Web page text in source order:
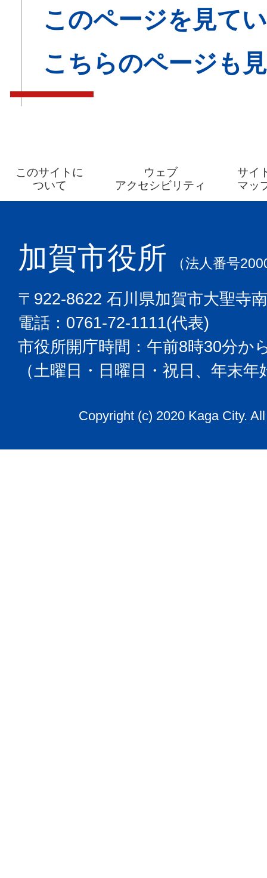
このページを見て
こちらのページも
このサイトに
ついて
ウェブ
アクセシビリティ
サイ
マッ
加賀市役所 （法人番号
〒922-8622 石川県加賀市大聖寺
電話：0761-72-1111(代表)
市役所開庁時間：午前8時30分か
（土曜日・日曜日・祝日、年末
Copyright (c) 2020 Kaga City.